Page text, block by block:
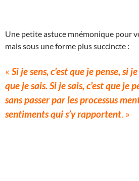
Une petite astuce mnémonique pour
mais sous une forme plus succincte :
« Si je sens, c’est que je pense, si
que je sais. Si je sais, c’est que je
sans passer par les processus
sentiments qui s’y rapportent. »